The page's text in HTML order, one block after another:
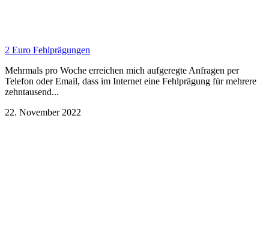
2 Euro Fehlprägungen
Mehrmals pro Woche erreichen mich aufgeregte Anfragen per
Telefon oder Email, dass im Internet eine Fehlprägung für mehrere
zehntausend...
22. November 2022